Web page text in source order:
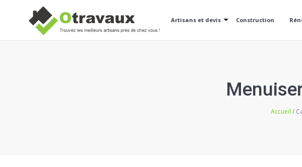
Artisans et devis Construction
Accueil /